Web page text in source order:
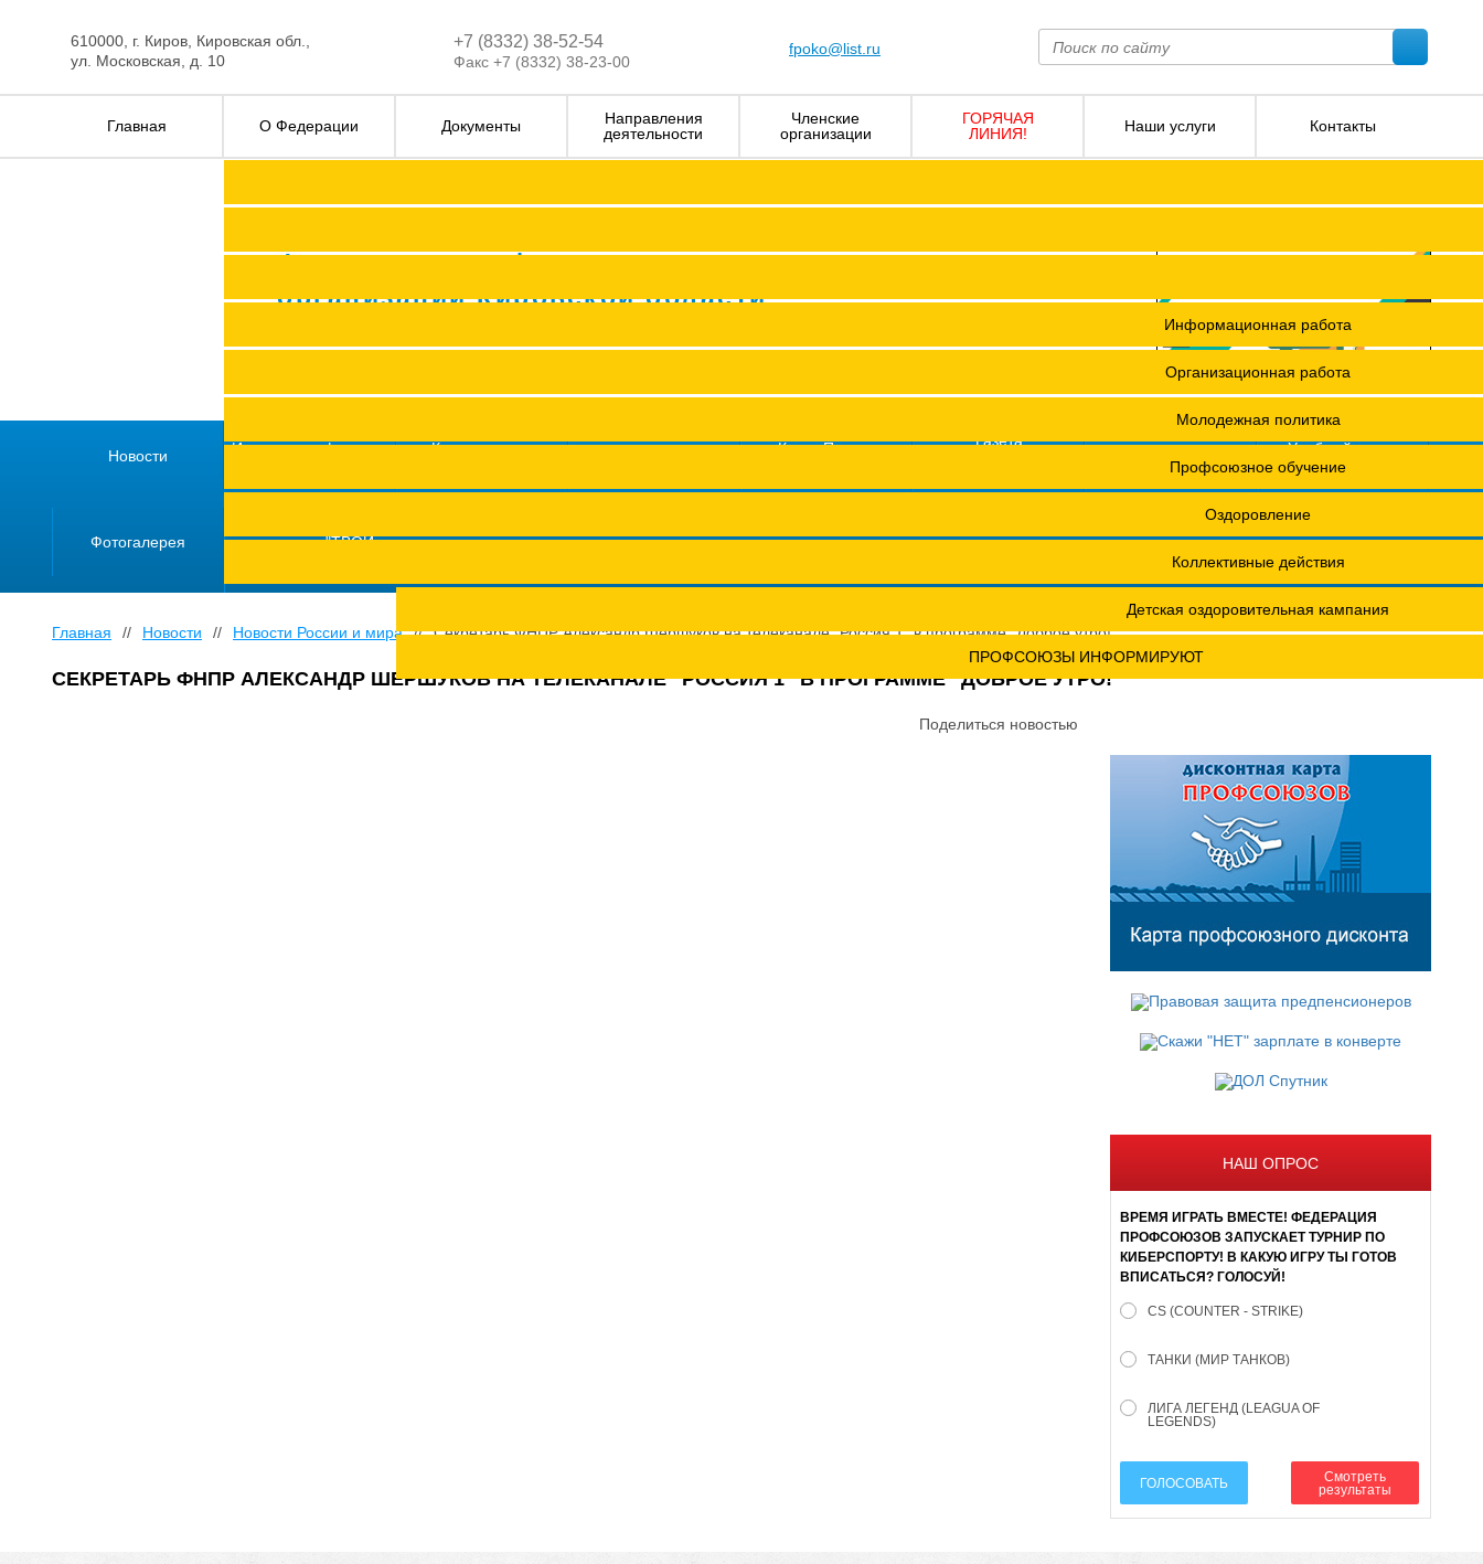
610000, г. Киров, Кировская обл.,
ул. Московская, д. 10
+7 (8332) 38-52-54
Факс +7 (8332) 38-23-00
fpoko@list.ru
Главная О Федерации Документы
Решения Советов Федерации
Постановления президиумов
Сводные данные о результатах проведения специальной оценки условий труда (СОУТ)
Научно-практическая конференция МОТ- ФНПР
ПРОФСОЮЗЫ ИНФОРМИРУЮТ
Направления
деятельности
Информационная работа
Организационная работа
Молодежная политика
Профсоюзное обучение
Оздоровление
Коллективные действия
Детская оздоровительная кампания
Членские
организации
ГОРЯЧАЯ
ЛИНИЯ!
Наши услуги Контакты
Федерация профсоюзных
организаций Кировской области
12 +
Новости
История профсоюзов
Как вступить в
Книга Почета
Газета
Учебный центр
ОХРАНА ТРУДА
Фотогалерея
молодежи "ТВОЙ
Главная // Новости // Новости России и мира // Секретарь ФНПР Александр Шершуков на телеканале "Россия 1" в программе "Доброе утро!"
СЕКРЕТАРЬ ФНПР АЛЕКСАНДР ШЕРШУКОВ НА ТЕЛЕКАНАЛЕ "РОССИЯ 1" В ПРОГРАММЕ "ДОБРОЕ УТРО!"
Поделиться новостью
НАШ ОПРОС
ВРЕМЯ ИГРАТЬ ВМЕСТЕ! ФЕДЕРАЦИЯ
ПРОФСОЮЗОВ ЗАПУСКАЕТ ТУРНИР ПО
КИБЕРСПОРТУ! В КАКУЮ ИГРУ ТЫ ГОТОВ
ВПИСАТЬСЯ? ГОЛОСУЙ!
CS (COUNTER - STRIKE)
ТАНКИ (МИР ТАНКОВ)
ЛИГА ЛЕГЕНД (LEAGUA OF
LEGENDS)
ГОЛОСОВАТЬ
Смотреть
результаты